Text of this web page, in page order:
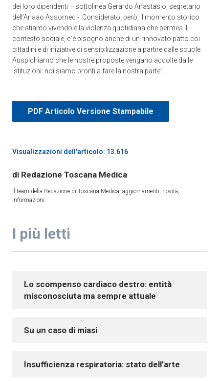
dei loro dipendenti – sottolinea Gerardo Anastasio, segretario
dell’Anaao Assomed -. Considerato, però, il momento storico
che stiamo vivendo e la violenza quotidiana che permea il
contesto sociale, c’è bisogno anche di un rinnovato patto coi
cittadini e di iniziative di sensibilizzazione a partire dalle scuole.
Auspichiamo che le nostre proposte vengano accolte dalle
istituzioni: noi siamo pronti a fare la nostra parte”.
PDF Articolo Versione Stampabile
Visualizzazioni dell'articolo: 13.616
Redazione Toscana Medica
Il team della Redazione di Toscana Medica: aggiornamenti, novità,
informazioni.
I più letti
Lo scompenso cardiaco destro: entità
misconosciuta ma sempre attuale
Su un caso di miasi
Insufficienza respiratoria: stato dell’arte